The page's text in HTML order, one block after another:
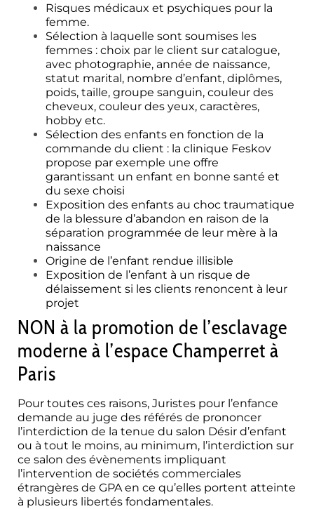
Risques médicaux et psychiques pour la
femme.
Sélection à laquelle sont soumises les
femmes : choix par le client sur catalogue,
avec photographie, année de naissance,
statut marital, nombre d’enfant, diplômes,
poids, taille, groupe sanguin, couleur des
cheveux, couleur des yeux, caractères,
hobby etc.
Sélection des enfants en fonction de la
commande du client : la clinique Feskov
propose par exemple une offre
garantissant un enfant en bonne santé et
du sexe choisi
Exposition des enfants au choc traumatique
de la blessure d’abandon en raison de la
séparation programmée de leur mère à la
naissance
Origine de l’enfant rendue illisible
Exposition de l’enfant à un risque de
délaissement si les clients renoncent à leur
projet
NON à la promotion de l’esclavage
moderne à l’espace Champerret à
Paris
Pour toutes ces raisons, Juristes pour l’enfance
demande au juge des référés de prononcer
l’interdiction de la tenue du salon Désir d’enfant
ou à tout le moins, au minimum, l’interdiction sur
ce salon des évènements impliquant
l’intervention de sociétés commerciales
étrangères de GPA en ce qu’elles portent atteinte
à plusieurs libertés fondamentales.